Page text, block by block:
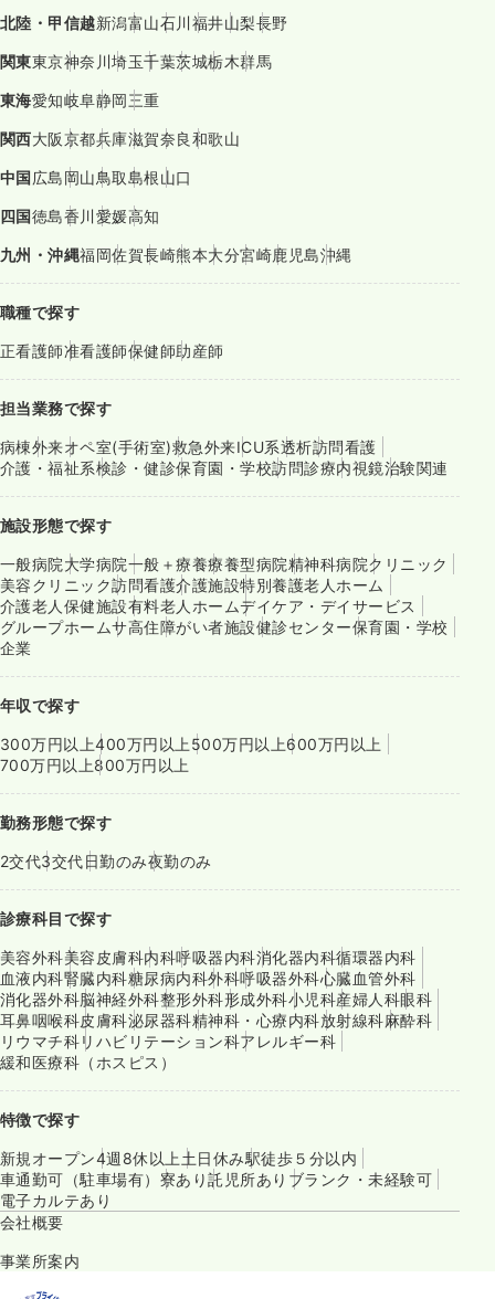
北陸・甲信越新潟富山石川福井山梨長野
関東東京神奈川埼玉千葉茨城栃木群馬
東海愛知岐阜静岡三重
関西大阪京都兵庫滋賀奈良和歌山
中国広島岡山鳥取島根山口
四国徳島香川愛媛高知
九州・沖縄福岡佐賀長崎熊本大分宮崎鹿児島沖縄
職種で探す
正看護師准看護師保健師助産師
担当業務で探す
病棟外来オペ室(手術室)救急外来ICU系透析訪問看護
介護・福祉系検診・健診保育園・学校訪問診療内視鏡治験関連
施設形態で探す
一般病院大学病院一般＋療養療養型病院精神科病院クリニック
美容クリニック訪問看護介護施設特別養護老人ホーム
介護老人保健施設有料老人ホームデイケア・デイサービス
グループホームサ高住障がい者施設健診センター保育園・学校
企業
年収で探す
300万円以上400万円以上 500万円以上600万円以上
700万円以上800万円以上
勤務形態で探す
2交代3交代日勤のみ夜勤のみ
診療科目で探す
美容外科美容皮膚科内科呼吸器内科消化器内科循環器内科
血液内科腎臓内科糖尿病内科外科呼吸器外科心臓血管外科
消化器外科脳神経外科整形外科形成外科小児科産婦人科眼科
耳鼻咽喉科皮膚科泌尿器科精神科・心療内科放射線科麻酔科
リウマチ科リハビリテーション科アレルギー科
緩和医療科（ホスピス）
特徴で探す
新規オープン4週8休以上 土日休み駅徒歩５分以内
車通勤可（駐車場有） 寮あり託児所あり ブランク・未経験可
電子カルテあり
会社概要
事業所案内